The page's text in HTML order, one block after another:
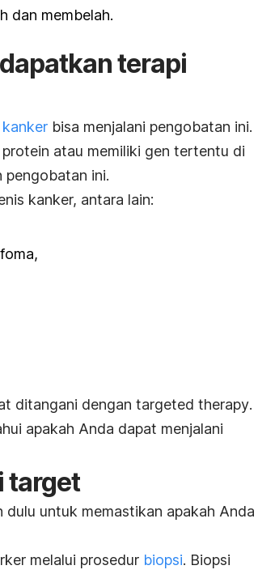
dan membelah.
terapi
bisa menjalani pengobatan ini.
atau memiliki gen tertentu di
pengobatan ini.
kanker, antara lain:
ditangani dengan targeted therapy.
apakah Anda dapat menjalani
target
untuk memastikan apakah Anda
melalui prosedur biopsi. Biopsi